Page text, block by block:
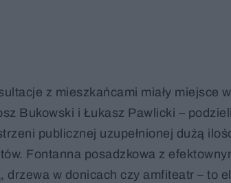
z mieszkańcami miały miejsce w
Bukowski i Łukasz Pawlicki –
publicznej uzupełnionej dużą
Fontanna posadzkowa z
w donicach czy amfiteatr – to